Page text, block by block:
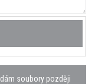
soubory později